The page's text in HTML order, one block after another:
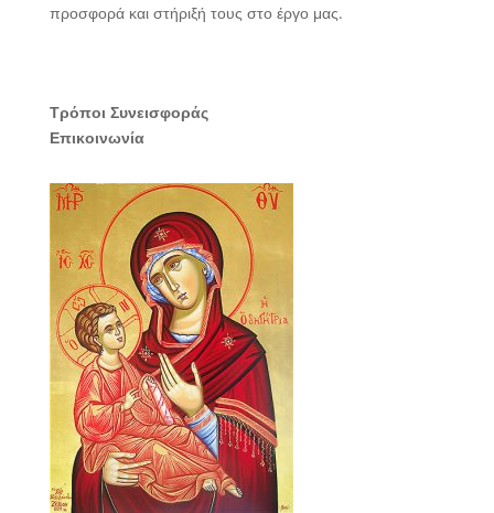
προσφορά και στήριξή τους στο έργο μας.
Τρόποι Συνεισφοράς
Επικοινωνία